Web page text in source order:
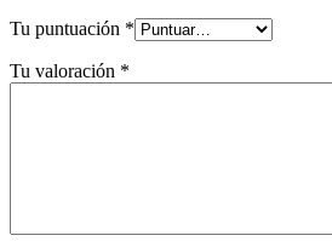
Tu puntuación *
Tu valoración *